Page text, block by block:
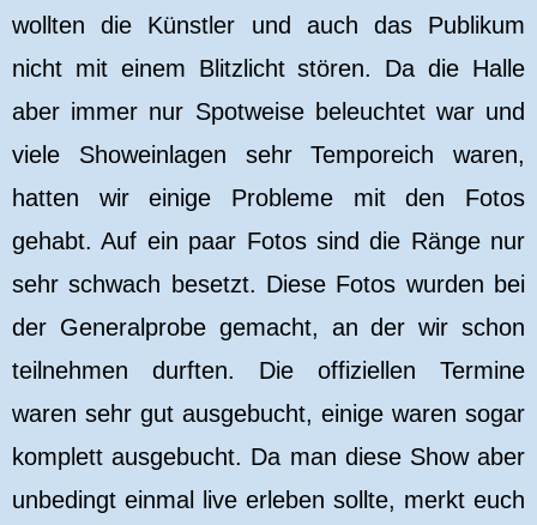
wollten die Künstler und auch das Publikum
nicht mit einem Blitzlicht stören. Da die Halle
aber immer nur Spotweise beleuchtet war und
viele Showeinlagen sehr Temporeich waren,
hatten wir einige Probleme mit den Fotos
gehabt. Auf ein paar Fotos sind die Ränge nur
sehr schwach besetzt. Diese Fotos wurden bei
der Generalprobe gemacht, an der wir schon
teilnehmen durften. Die offiziellen Termine
waren sehr gut ausgebucht, einige waren sogar
komplett ausgebucht. Da man diese Show aber
unbedingt einmal live erleben sollte, merkt euch